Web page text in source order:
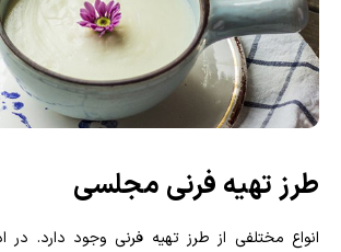
طرز تهیه فرنی مجلسی
انواع مختلفی از طرز تهیه فرنی وجود دارد. در